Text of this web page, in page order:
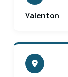
Valenton